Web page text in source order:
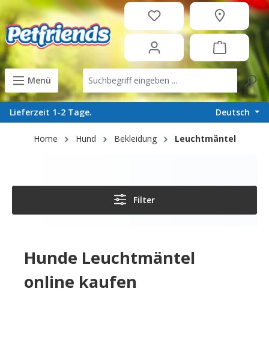
content
Menü
Lieferzeit 1-2 Tage. Deutsch
Home Hund Bekleidung Leuchtmäntel
Filter
Hunde Leuchtmäntel
online kaufen